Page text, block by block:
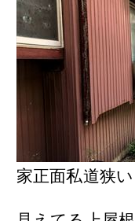
家正面私道狭